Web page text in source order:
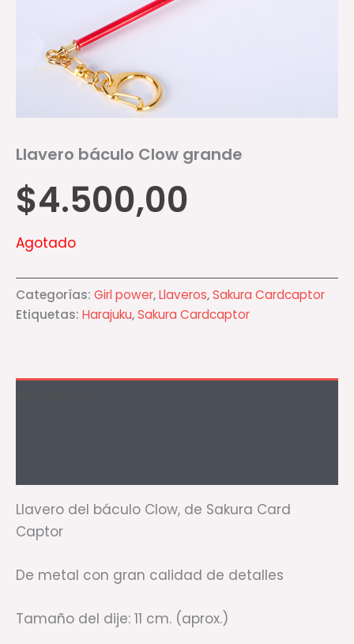
Llavero báculo Clow grande
$4.500,00
Agotado
Categorías: Girl power,Llaveros,Sakura Cardcaptor
Etiquetas: Harajuku,Sakura Cardcaptor
Llavero del báculo Clow, de Sakura Card
Captor
De metal con gran calidad de detalles
Tamaño del dije: 11 cm. (aprox.)